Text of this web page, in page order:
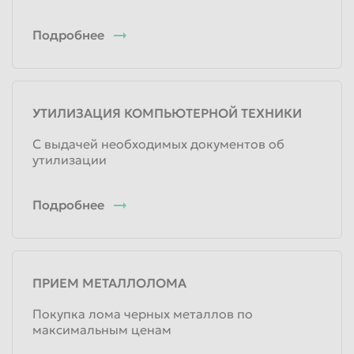
Подробнее
УТИЛИЗАЦИЯ КОМПЬЮТЕРНОЙ ТЕХНИКИ
С выдачей необходимых документов об
утилизации
Подробнее
ПРИЕМ МЕТАЛЛОЛОМА
Покупка лома черных металлов по
максимальным ценам